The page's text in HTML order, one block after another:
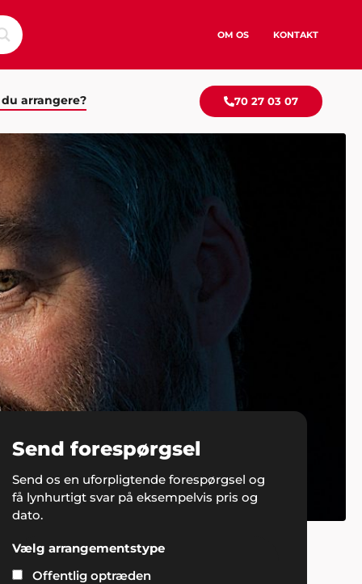
OM OS KONTAKT
arrangere? 70 27 03 07
Send forespørgsel
Send os en uforpligtende forespørgsel og
få lynhurtigt svar på eksempelvis pris og
dato.
Vælg arrangementstype
Offentlig optræden